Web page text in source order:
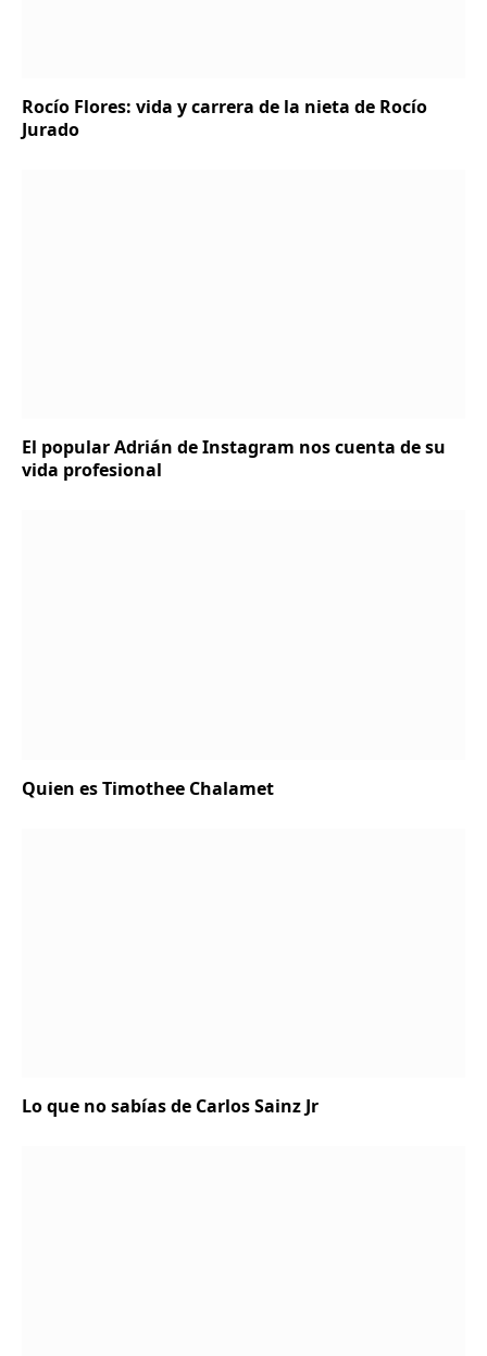
Rocío Flores: vida y carrera de la nieta de Rocío
Jurado
El popular Adrián de Instagram nos cuenta de su
vida profesional
Quien es Timothee Chalamet
Lo que no sabías de Carlos Sainz Jr